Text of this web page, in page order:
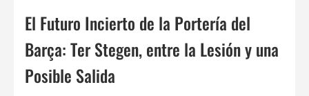
El Futuro Incierto de la Portería del
Barça: Ter Stegen, entre la Lesión y una
Posible Salida